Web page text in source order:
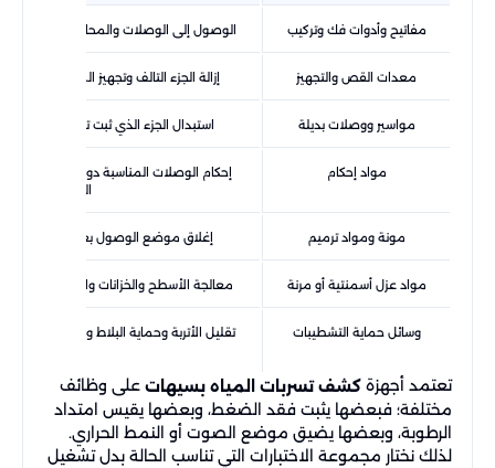
مفاتيح وأدوات فك وتركيب الوصول إلى الوصلات والمحابس والأجزاء
معدات القص والتجهيز إزالة الجزء التالف وتجهيز الماسورة
مواسير ووصلات بديلة استبدال الجزء الذي ثبت تلفه بما
مواد إحكام
إحكام الوصلات المناسبة دون استخدامها
المكسور.
مونة ومواد ترميم إغلاق موضع الوصول بعد نجاح الإصلاح
مواد عزل أسمنتية أو مرنة معالجة الأسطح والخزانات والمناطق
وسائل حماية التشطيبات
تقليل الأتربة وحماية البلاط والخزائن
تعتمد أجهزة كشف تسربات المياه بسيهات على وظائف
مختلفة؛ فبعضها يثبت فقد الضغط، وبعضها يقيس امتداد
الرطوبة، وبعضها يضيق موضع الصوت أو النمط الحراري.
لذلك نختار مجموعة الاختبارات التي تناسب الحالة بدل تشغيل